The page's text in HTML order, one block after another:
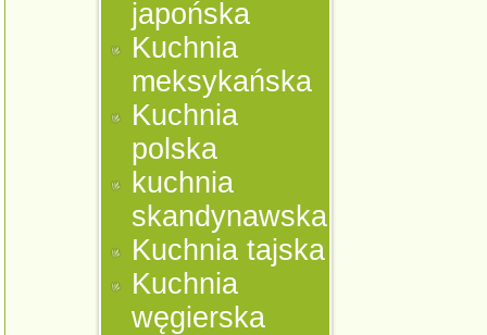
japońska
Kuchnia
meksykańska
Kuchnia
polska
kuchnia
skandynawska
Kuchnia tajska
Kuchnia
węgierska